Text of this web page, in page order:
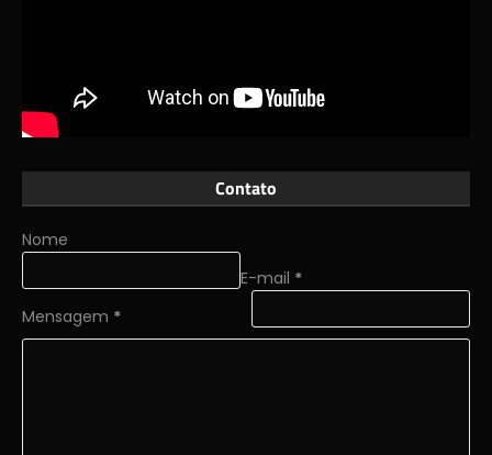
Contato
Nome
E-mail *
Mensagem *